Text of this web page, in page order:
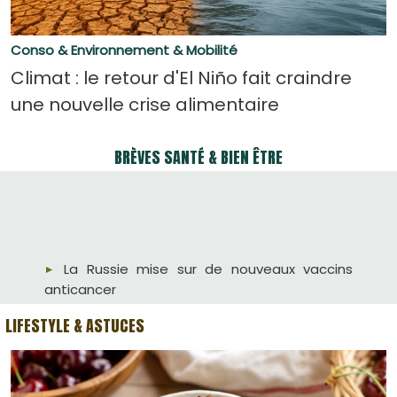
Conso & Environnement & Mobilité
Climat : le retour d'El Niño fait craindre
une nouvelle crise alimentaire
BRÈVES SANTÉ & BIEN ÊTRE
Pastèque marocaine : les rumeurs font
chuter les ventes
Challenges pimentés : des risques bien
réels
Microbes, chlore et mycoses : ce qui peut
vraiment se cacher dans l’eau des piscines
LIFESTYLE & ASTUCES